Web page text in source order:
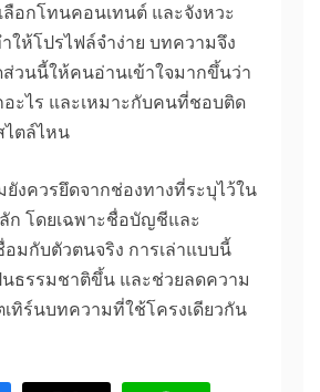
อกโทนคอนเทนต์ และจังหวะ
ให้โปรไฟล์จำง่าย บทความจึง
ส่วนนี้ให้คนอ่านเข้าใจมากขึ้นว่า
อะไร และเหมาะกับคนที่ชอบติด
ไตล์ไหน
งควรยึดจากช่องทางที่ระบุไว้ใน
ก โดยเฉพาะชื่อบัญชีและ
มกับตัวตนจริง การเล่าแบบนี้
ธรรมชาติขึ้น และช่วยลดความ
ทิร์นบทความที่ใช้โครงเดียวกัน